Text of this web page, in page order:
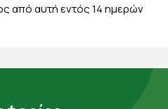
από αυτή εντός 14 ημερών